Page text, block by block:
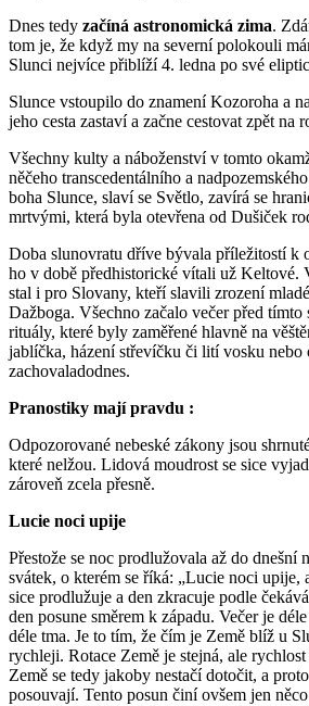
Dnes tedy začíná astronomická zima.
tom je, že když my na severní polokouli
Slunci nejvíce přiblíží 4. ledna po své
Slunce vstoupilo do znamení Kozoroha a
jeho cesta zastaví a začne cestovat zpět na
Všechny kulty a náboženství v tomto
něčeho transcedentálního a
boha Slunce, slaví se Světlo, zavírá se
mrtvými, která byla otevřena od Dušiček
Doba slunovratu dříve bývala příležitostí k
ho v době předhistorické vítali už Keltové.
stal i pro Slovany, kteří slavili zrození
Dažboga. Všechno začalo večer před
rituály, které byly zaměřené hlavně na
jablíčka, házení střevíčku či lití vosku nebo
zachovaladodnes.
Pranostiky mají pravdu :
Odpozorované nebeské zákony jsou
které nelžou. Lidová moudrost se sice
zároveň zcela přesně.
Lucie noci upije
Přestože se noc prodlužovala až do dnešní
svátek, o kterém se říká: „Lucie noci upije,
sice prodlužuje a den zkracuje podle
den posune směrem k západu. Večer je
déle tma. Je to tím, že čím je Země blíž u
rychleji. Rotace Země je stejná, ale
Země se tedy jakoby nestačí dotočit, a
posouvají. Tento posun činí ovšem jen